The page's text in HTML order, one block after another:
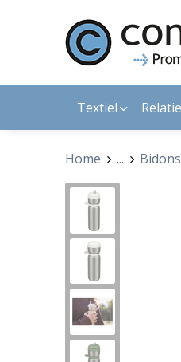
Textiel
Home ...